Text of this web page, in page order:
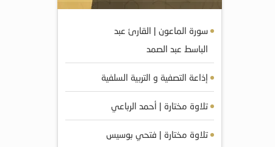
سورة الماعون | القارئ عبد
الباسط عبد الصمد
إذاعة التصفية و التربية السلفية
تلاوة مختارة | أحمد الرباعي
تلاوة مختارة | فتحي بوسيس